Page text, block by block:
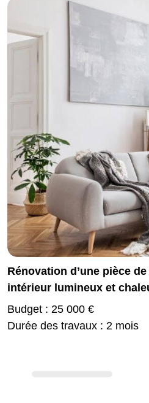
Rénovation d’une pièce
intérieur lumineux et
Budget : 25 000 €
Durée des travaux : 2 mois